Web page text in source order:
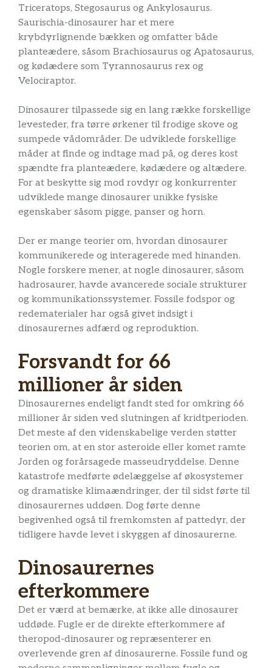
Triceratops, Stegosaurus og Ankylosaurus.
Saurischia-dinosaurer har et mere
krybdyrlignende bækken og omfatter både
planteædere, såsom Brachiosaurus og Apatosaurus,
og kødædere som Tyrannosaurus rex og
Velociraptor.
Dinosaurer tilpassede sig en lang række forskellige
levesteder, fra tørre ørkener til frodige skove og
sumpede vådområder. De udviklede forskellige
måder at finde og indtage mad på, og deres kost
spændte fra planteædere, kødædere og altædere.
For at beskytte sig mod rovdyr og konkurrenter
udviklede mange dinosaurer unikke fysiske
egenskaber såsom pigge, panser og horn.
Der er mange teorier om, hvordan dinosaurer
kommunikerede og interagerede med hinanden.
Nogle forskere mener, at nogle dinosaurer, såsom
hadrosaurer, havde avancerede sociale strukturer
og kommunikationssystemer. Fossile fodspor og
redematerialer har også givet indsigt i
dinosaurernes adfærd og reproduktion.
Forsvandt for 66
millioner år siden
Dinosaurernes endeligt fandt sted for omkring 66
millioner år siden ved slutningen af ​​kridtperioden.
Det meste af den videnskabelige verden støtter
teorien om, at en stor asteroide eller komet ramte
Jorden og forårsagede masseudryddelse. Denne
katastrofe medførte ødelæggelse af økosystemer
og dramatiske klimaændringer, der til sidst førte til
dinosaurernes uddøen. Dog førte denne
begivenhed også til fremkomsten af ​​pattedyr, der
tidligere havde levet i skyggen af ​​dinosaurerne.
Dinosaurernes
efterkommere
Det er værd at bemærke, at ikke alle dinosaurer
uddøde. Fugle er de direkte efterkommere af
theropod-dinosaurer og repræsenterer en
overlevende gren af dinosaurerne. Fossile fund og